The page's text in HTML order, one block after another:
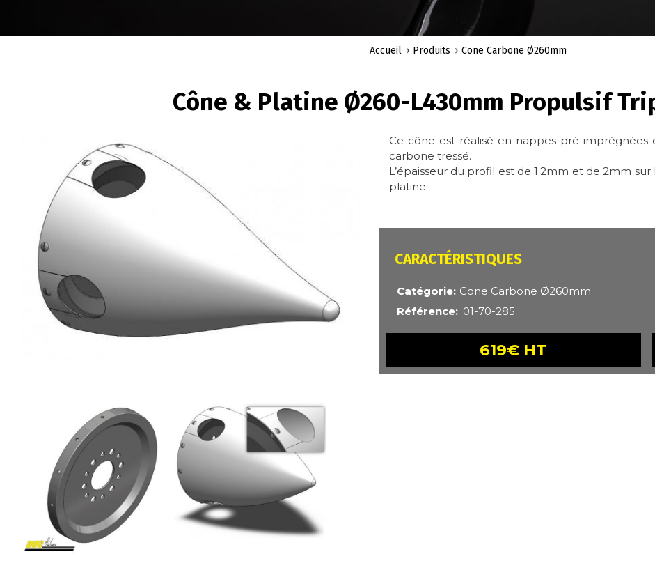
Accueil Produits Cone Carbone Ø260mm
Cône & Platine Ø260-L430mm Propulsif
Image
Ce cône est réalisé en nappes pré-
carbone tressé.
L’épaisseur du profil est de 1.2mm et de 2mm
platine.
CARACTÉRISTIQUES
Catégorie Cone Carbone Ø260mm
Référence
01-70-285
619€ HT